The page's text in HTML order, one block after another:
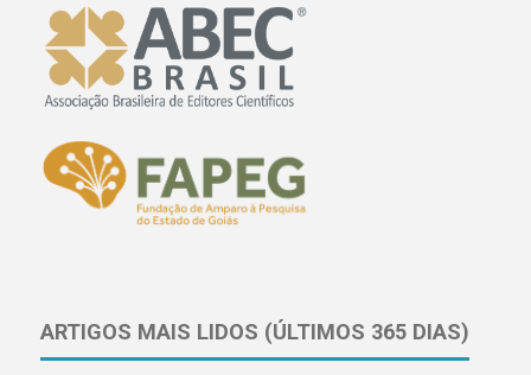
ARTIGOS MAIS LIDOS (ÚLTIMOS 365 DIAS)